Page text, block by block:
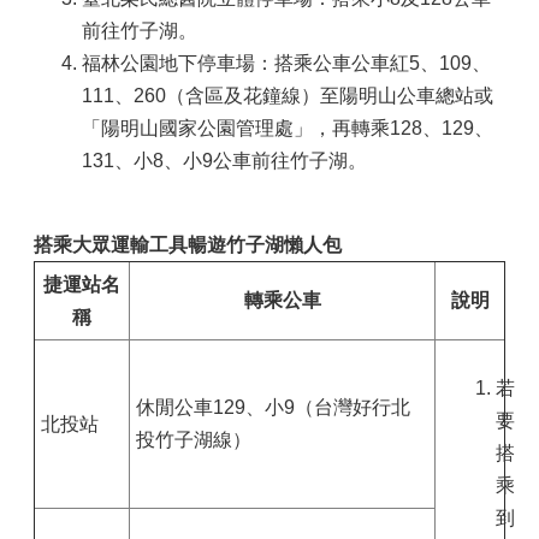
前往竹子湖。
福林公園地下停車場：搭乘公車公車紅5、109、
111、260（含區及花鐘線）至陽明山公車總站或
「陽明山國家公園管理處」，再轉乘128、129、
131、小8、小9公車前往竹子湖。
搭乘大眾運輸工具暢遊竹子湖懶人包
捷運站名
稱
轉乘公車 說明
北投站
休閒公車129、小9（台灣好行北
投竹子湖線）
若
要
搭
乘
到